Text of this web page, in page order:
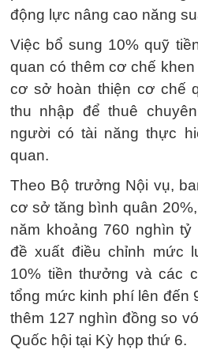
động lực nâng cao năng
Việc bổ sung 10% quỹ
quan có thêm cơ chế
cơ sở hoàn thiện cơ chế
thu nhập để thuê
người có tài năng thực
quan.
Theo Bộ trưởng Nội vụ,
cơ sở tăng bình quân
năm khoảng 760 nghìn
đề xuất điều chỉnh mức
10% tiền thưởng và các
tổng mức kinh phí lên đến
thêm 127 nghìn đồng so
Quốc hội tại Kỳ họp thứ 6.